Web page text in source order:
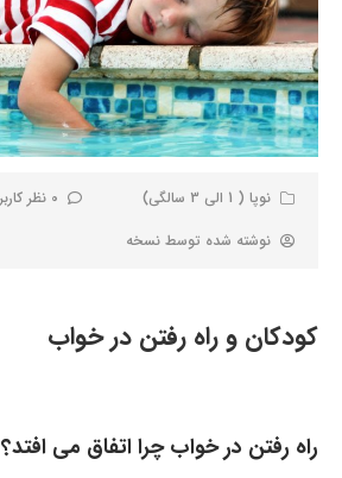
نوپا ( 1 الی 3 سالگی)
0 نظر کاربران
نوشته شده توسط نسخه
کودکان و راه رفتن در خواب
راه رفتن در خواب چرا اتفاق می افتد؟